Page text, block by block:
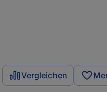
Vergleichen